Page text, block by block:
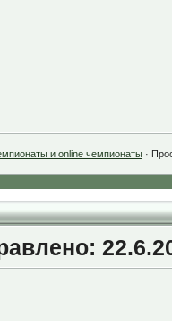
и online чемпионаты·